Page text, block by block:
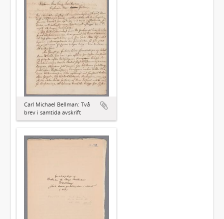
Carl Michael Bellman: Två
brev i samtida avskrift